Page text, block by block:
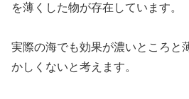
を薄くした物が存在しています。
実際の海でも効果が濃いところと
かしくないと考えます。